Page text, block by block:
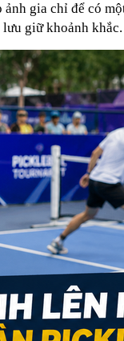
gia chỉ để có
giữ khoảnh khắc.